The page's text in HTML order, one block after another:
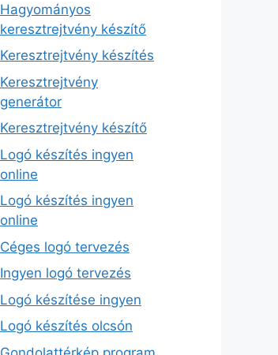
Hagyományos
keresztrejtvény készítő
Keresztrejtvény készítés
Keresztrejtvény
generátor
Keresztrejtvény készítő
Logó készítés ingyen
online
Logó készítés ingyen
online
Céges logó tervezés
Ingyen logó tervezés
Logó készítése ingyen
Logó készítés olcsón